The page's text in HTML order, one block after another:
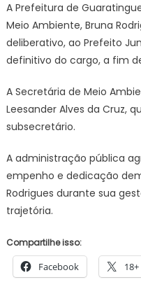
A Prefeitura de
Meio Ambiente, Bruna
deliberativo, ao Prefeito
definitivo do cargo, a fim
A Secretária de Meio
Leesander Alves da Cruz,
subsecretário.
A administração pública
empenho e dedicação
Rodrigues durante sua
trajetória.
Compartilhe isso:
Facebook 18+